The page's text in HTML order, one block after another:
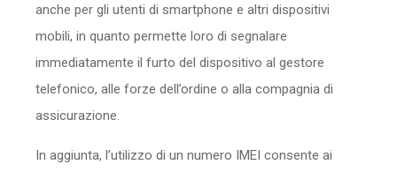
anche per gli utenti di smartphone e altri dispositivi
mobili, in quanto permette loro di segnalare
immediatamente il furto del dispositivo al gestore
telefonico, alle forze dell’ordine o alla compagnia di
assicurazione.
In aggiunta, l’utilizzo di un numero IMEI consente ai